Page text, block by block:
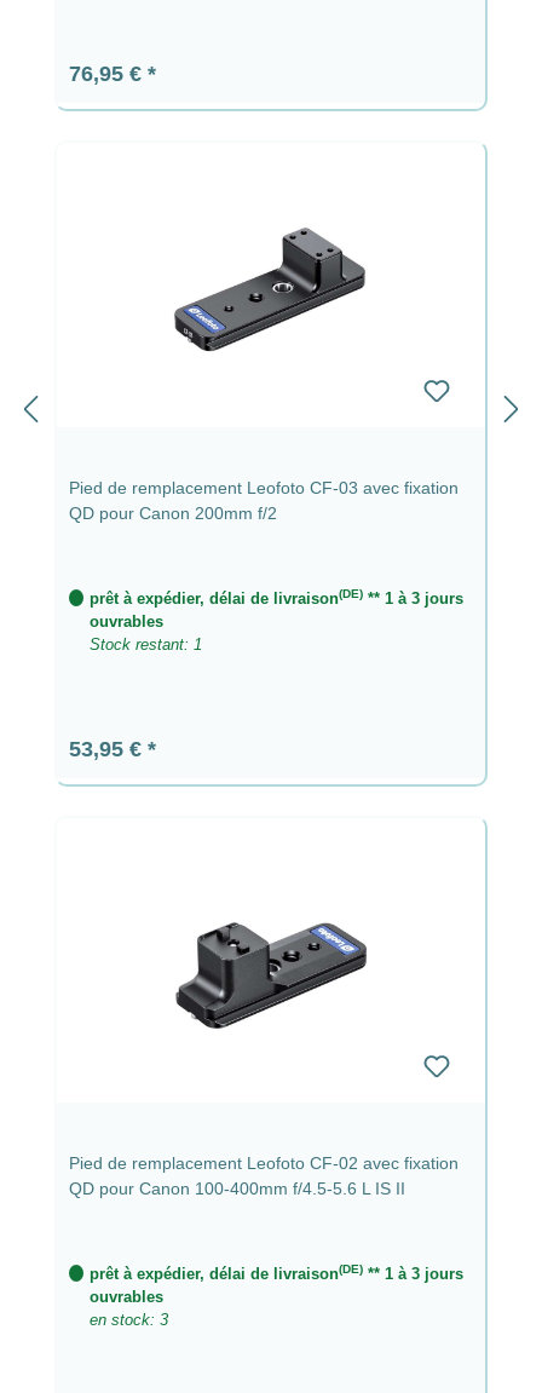
Prix régulier :
76,95 €
Pied de remplacement Leofoto CF-03 avec fixation
QD pour Canon 200mm f/2
prêt à expédier, délai de livraison(DE)** 1 à 3 jours
ouvrables
Stock restant: 1
Prix régulier :
53,95 €
Pied de remplacement Leofoto CF-02 avec fixation
QD pour Canon 100-400mm f/4.5-5.6 L IS II
prêt à expédier, délai de livraison(DE)** 1 à 3 jours
ouvrables
en stock: 3